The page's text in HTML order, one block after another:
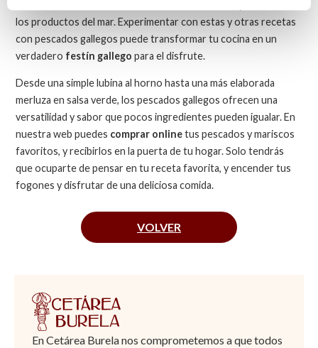
los productos del mar. Experimentar con estas y otras recetas
con pescados gallegos puede transformar tu cocina en un
verdadero festín gallego para el disfrute.
Desde una simple lubina al horno hasta una más elaborada
merluza en salsa verde, los pescados gallegos ofrecen una
versatilidad y sabor que pocos ingredientes pueden igualar. En
nuestra web puedes comprar onlinetus pescados y mariscos
favoritos, y recibirlos en la puerta de tu hogar. Solo tendrás
que ocuparte de pensar en tu receta favorita, y encender tus
fogones y disfrutar de una deliciosa comida.
VOLVER
En Cetárea Burela nos comprometemos a que todos